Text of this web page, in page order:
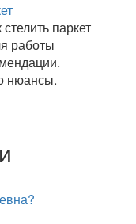
паркет
работы
нюансы.